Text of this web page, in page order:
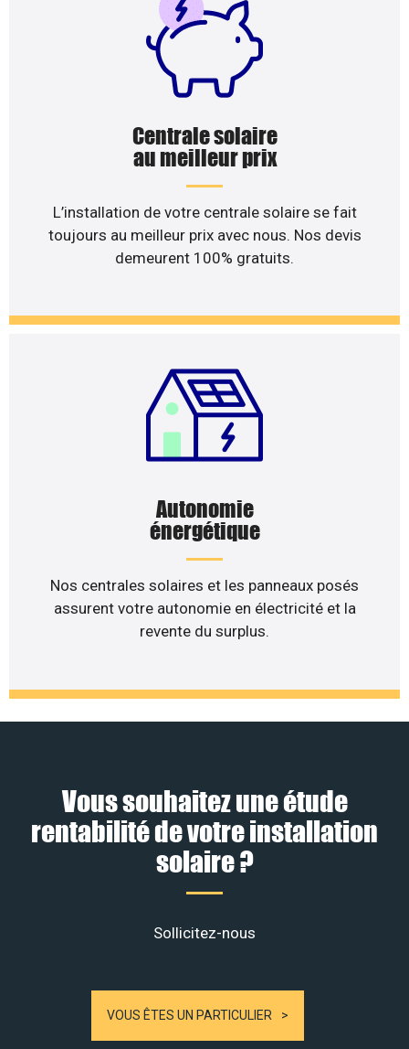
Centrale solaire
au meilleur prix
L’installation de votre centrale solaire se fait
toujours au meilleur prix avec nous. Nos devis
demeurent 100% gratuits.
Autonomie
énergétique
Nos centrales solaires et les panneaux posés
assurent votre autonomie en électricité et la
revente du surplus.
Vous souhaitez une étude
rentabilité de votre installation
solaire ?
Sollicitez-nous
VOUS ÊTES UN PARTICULIER